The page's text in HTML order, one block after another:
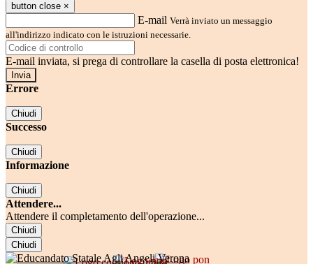
button close ×
E-mail Verrà inviato un messaggio
all'indirizzo indicato con le istruzioni necessarie.
E-mail inviata, si prega di controllare la casella di posta elettronica!
Errore
Chiudi
Successo
Chiudi
Informazione
Chiudi
Attendere...
Attendere il completamento dell'operazione...
Chiudi
Chiudi